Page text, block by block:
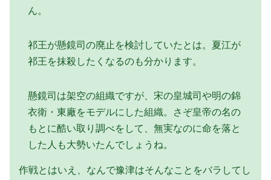
ん。
祁王が懸鏡司の廃止を検討していたとは。 夏江が
祁王を抹殺したくなるのも分かります。
懸鏡司は架空の組織ですが、宋の皇城司や明の錦
衣衛・東廠をモデルにした組織。さぞ皇帝の名の
もとに酷い取り調べをして、無実なのに命を落と
した人も大勢いたんでしょうね。
作戦とはいえ、なんで豫津はそんなことをバラしてし